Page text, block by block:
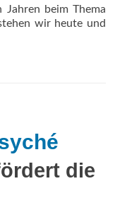
beim Thema
wir heute und
die